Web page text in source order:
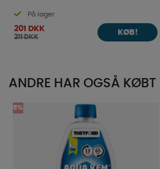
På lager
201 DKK
211 DKK
KØB!
ANDRE HAR OGSÅ KØBT
5%